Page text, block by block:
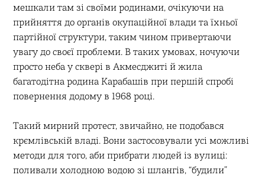
мешкали там зі своїми родинами, очікуючи на
прийняття до органів окупаційної влади та їхньої
партійної структури, таким чином привертаючи
увагу до своєї проблеми. В таких умовах, ночуючи
просто неба у сквері в Акмесджиті й жила
багатодітна родина Карабашів при першій спробі
повернення додому в 1968 році.
Такий мирний протест, звичайно, не подобався
крємлівській владі. Вони застосовували усі можливі
методи для того, аби прибрати людей із вулиці:
поливали холодною водою зі шлангів, “будили”